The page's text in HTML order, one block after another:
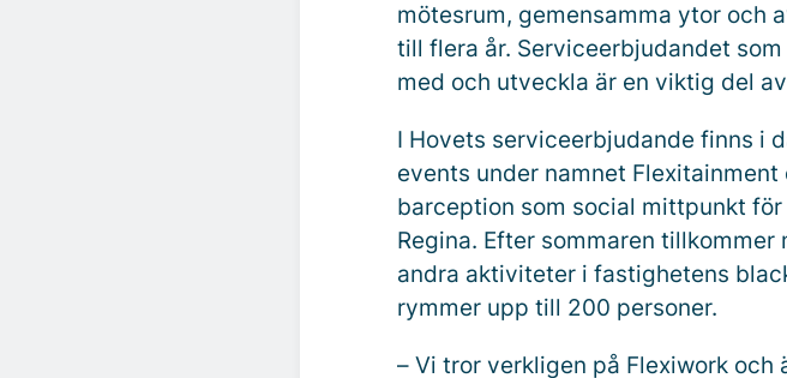
mötesrum, gemensamma ytor och
till flera år. Serviceerbjudandet
med och utveckla är en viktig del
I Hovets serviceerbjudande finns i
events under namnet
barception som social mittpunkt
Regina. Efter sommaren
andra aktiviteter i fastighetens
rymmer upp till 200 personer.
– Vi tror verkligen på Flexiwork och